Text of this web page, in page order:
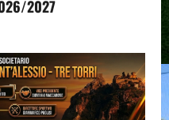
2027